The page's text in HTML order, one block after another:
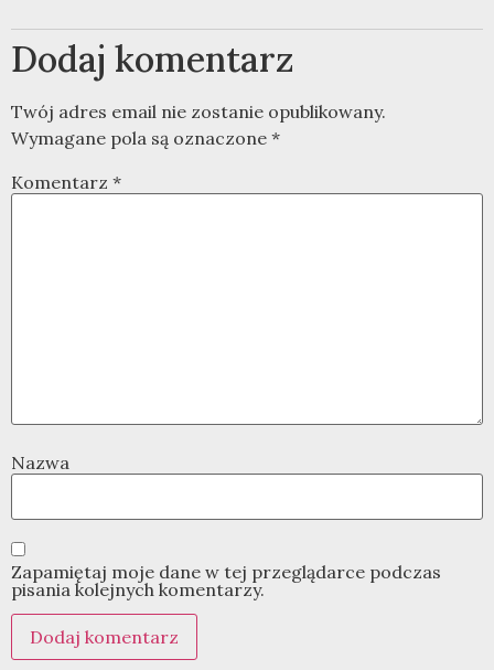
Dodaj komentarz
Twój adres email nie zostanie opublikowany.
Wymagane pola są oznaczone *
Komentarz *
Nazwa
Zapamiętaj moje dane w tej przeglądarce podczas
pisania kolejnych komentarzy.